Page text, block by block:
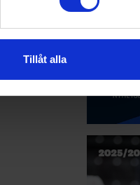
information från din enhet
kombinera informationen
Tillåt alla